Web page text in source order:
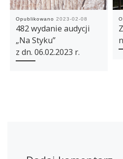
Opublikowano 2023-02-08
482 wydanie audycji
„Na Styku”
z dn. 06.02.2023 r.